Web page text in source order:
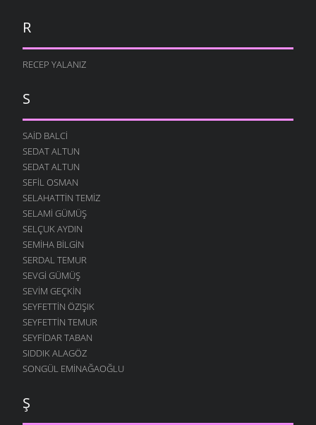
R
RECEP YALANIZ
S
SAID BALCI
SEDAT ALTUN
SEDAT ALTUN
SEFIL OSMAN
SELAHATTIN TEMIZ
SELAMI GÜMÜŞ
SELÇUK AYDIN
SEMIHA BILGIN
SERDAL TEMUR
SEVGI GÜMÜŞ
SEVIM GEÇKIN
SEYFETTIN ÖZIŞIK
SEYFETTIN TEMUR
SEYFIDAR TABAN
SIDDIK ALAGÖZ
SONGÜL EMINAĞAOĞLU
Ş